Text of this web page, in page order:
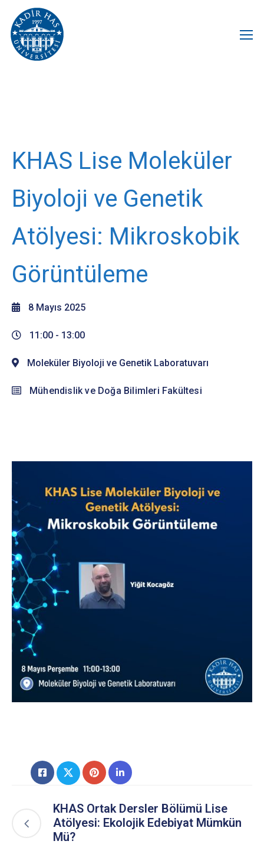
KHAS Lise Moleküler
Biyoloji ve Genetik
Atölyesi: Mikroskobik
Görüntüleme
8 Mayıs 2025
11:00 - 13:00
Moleküler Biyoloji ve Genetik Laboratuvarı
Mühendislik ve Doğa Bilimleri Fakültesi
KHAS Ortak Dersler Bölümü Lise
Atölyesi: Ekolojik Edebiyat Mümkün
Mü?